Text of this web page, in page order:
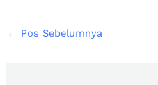
← Pos Sebelumnya